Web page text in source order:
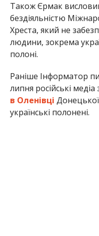
Також Єрмак
бездіяльністю
Хреста, який не
людини, зокрема
полоні.
Раніше Інформатор
липня російські
в Оленівці
українські полонені.